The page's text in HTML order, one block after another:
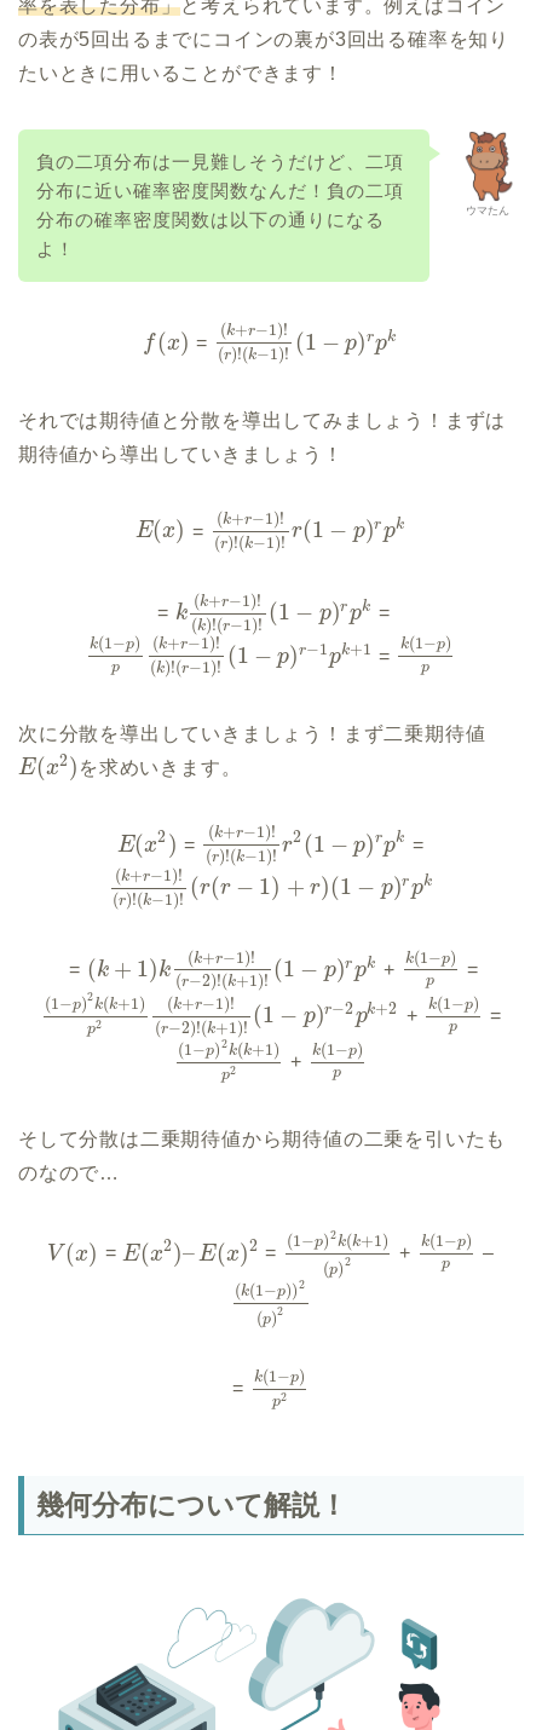
率を表した分布」と考えられています。例えばコイン
の表が5回出るまでにコインの裏が3回出る確率を知り
たいときに用いることができます！
ウマたん
負の二項分布は一見難しそうだけど、二項
分布に近い確率密度関数なんだ！負の二項
分布の確率密度関数は以下の通りになる
よ！
f(x) =
(k+r−1)!
(r)!(k−1)! (1 − p)rpk
それでは期待値と分散を導出してみましょう！まずは
期待値から導出していきましょう！
E(x) =
(k+r−1)!
(r)!(k−1)!
r(1 − p)rpk
= k
(k+r−1)!
(k)!(r−1)! (1 − p)rpk =
k(1−p)
p
(k+r−1)!
(k)!(r−1)! (1 − p)r−1pk+1 =
k(1−p)
p
次に分散を導出していきましょう！まず二乗期待値
E(x2) を求めいきます。
E(x2 ) =
(k+r−1)!
(r)!(k−1)!
r2 (1 − p)rpk =
(k+r−1)!
(r)!(k−1)! (r(r − 1) + r)(1 − p)rpk
= (k + 1)k
(k+r−1)!
(r−2)!(k+1)! (1 − p)rpk +
k(1−p)
p
=
(1−p)2k(k+1)
p2
(k+r−1)!
(r−2)!(k+1)! (1 − p)r−2pk+2 +
k(1−p)
p
=
(1−p)2k(k+1)
p2 +
k(1−p)
p
そして分散は二乗期待値から期待値の二乗を引いたも
のなので…
V (x) = E(x2)– E(x)2 =
(1−p)2k(k+1)
(p)2 +
k(1−p)
p
–
(k(1−p))2
(p)2
=
k(1−p)
p2
幾何分布について解説！